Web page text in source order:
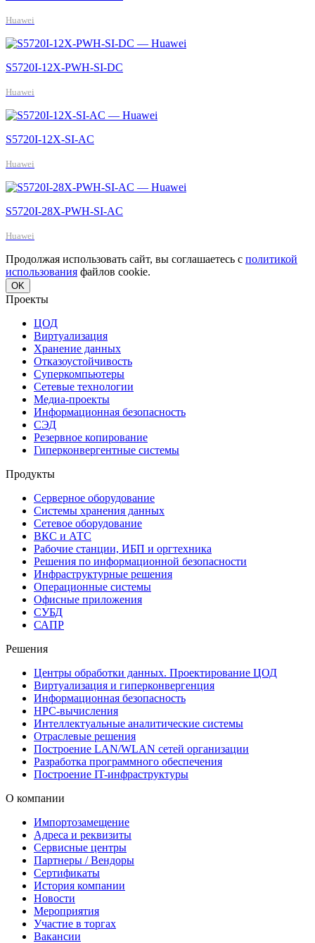
Huawei
S5720I-12X-PWH-SI-DC
Huawei
S5720I-12X-SI-AC
Huawei
S5720I-28X-PWH-SI-AC
Huawei
Продолжая использовать сайт, вы соглашаетесь с политикой
использования файлов cookie.
OK
Проекты
ЦОД
Виртуализация
Хранение данных
Отказоустойчивость
Суперкомпьютеры
Сетевые технологии
Медиа-проекты
Информационная безопасность
СЭД
Резервное копирование
Гиперконвергентные системы
Продукты
Серверное оборудование
Системы хранения данных
Сетевое оборудование
ВКС и АТС
Рабочие станции, ИБП и оргтехника
Решения по информационной безопасности
Инфраструктурные решения
Операционные системы
Офисные приложения
СУБД
САПР
Решения
Центры обработки данных. Проектирование ЦОД
Виртуализация и гиперконвергенция
Информационная безопасность
HPC-вычисления
Интеллектуальные аналитические системы
Отраслевые решения
Построение LAN/WLAN сетей организации
Разработка программного обеспечения
Построение IT-инфраструктуры
О компании
Импортозамещение
Адреса и реквизиты
Сервисные центры
Партнеры / Вендоры
Сертификаты
История компании
Новости
Мероприятия
Участие в торгах
Вакансии